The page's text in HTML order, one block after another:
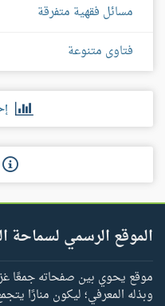
مسائل فقهية متفرقة
فتاوى متنوعة
الموقع الرسمي لسماحة
موقع يحوي بين صفحاته جمعًا
وبذله المعرفي؛ ليكون منارًا